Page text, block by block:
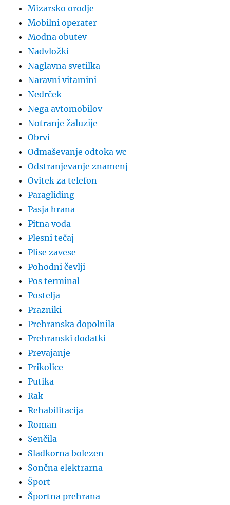
Mizarsko orodje
Mobilni operater
Modna obutev
Nadvložki
Naglavna svetilka
Naravni vitamini
Nedrček
Nega avtomobilov
Notranje žaluzije
Obrvi
Odmaševanje odtoka wc
Odstranjevanje znamenj
Ovitek za telefon
Paragliding
Pasja hrana
Pitna voda
Plesni tečaj
Plise zavese
Pohodni čevlji
Pos terminal
Postelja
Prazniki
Prehranska dopolnila
Prehranski dodatki
Prevajanje
Prikolice
Putika
Rak
Rehabilitacija
Roman
Senčila
Sladkorna bolezen
Sončna elektrarna
Šport
Športna prehrana